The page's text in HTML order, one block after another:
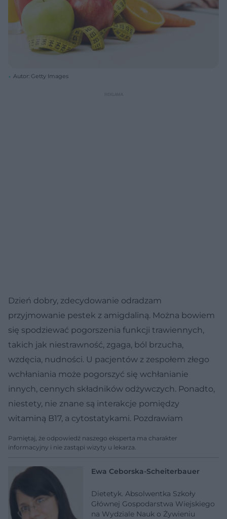
Autor: Getty Images
Dzień dobry, zdecydowanie odradzam
przyjmowanie pestek z amigdaliną. Można bowiem
się spodziewać pogorszenia funkcji trawiennych,
takich jak niestrawność, zgaga, ból brzucha,
wzdęcia, nudności. U pacjentów z zespołem złego
wchłaniania może pogorszyć się wchłanianie
innych, cennych składników odżywczych. Ponadto,
niestety, nie znane są interakcje pomiędzy
witaminą B17, a cytostatykami. Pozdrawiam
Pamiętaj, że odpowiedź naszego eksperta ma charakter
informacyjny i nie zastąpi wizyty u lekarza.
Ewa Ceborska-Scheiterbauer
Dietetyk. Absolwentka Szkoły
Głównej Gospodarstwa Wiejskiego
na Wydziale Nauk o Żywieniu